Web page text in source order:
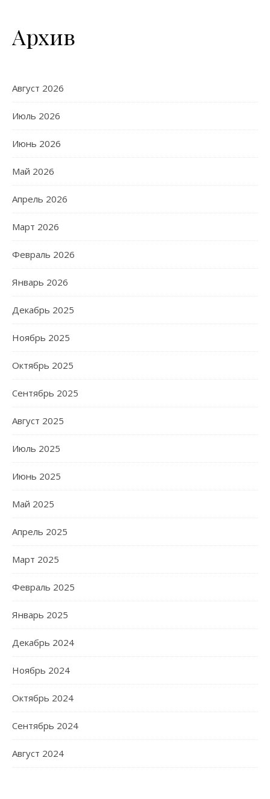
Архив
Август 2026
Июль 2026
Июнь 2026
Май 2026
Апрель 2026
Март 2026
Февраль 2026
Январь 2026
Декабрь 2025
Ноябрь 2025
Октябрь 2025
Сентябрь 2025
Август 2025
Июль 2025
Июнь 2025
Май 2025
Апрель 2025
Март 2025
Февраль 2025
Январь 2025
Декабрь 2024
Ноябрь 2024
Октябрь 2024
Сентябрь 2024
Август 2024